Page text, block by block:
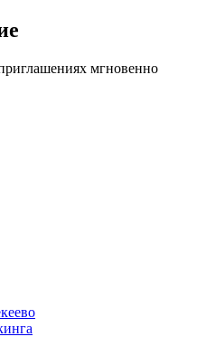
мгновенно